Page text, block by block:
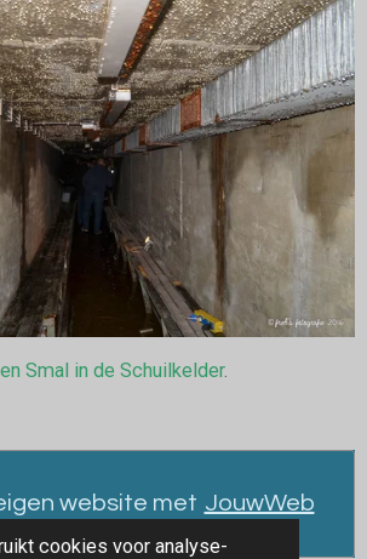
cookies voor analyse-
Smal in de Schuilkelder.
website met JouwWeb